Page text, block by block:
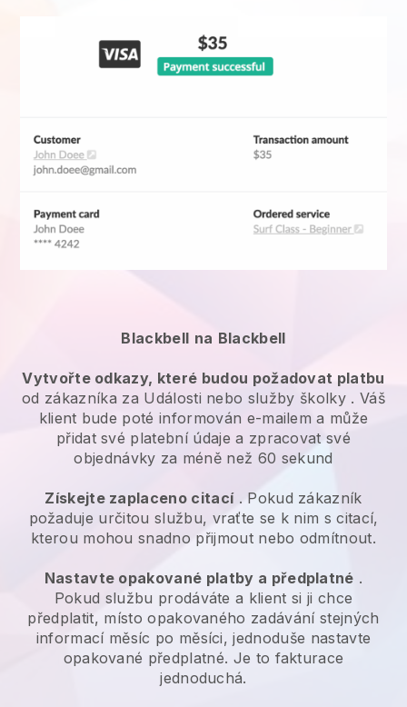
Blackbell na Blackbell
Vytvořte odkazy, které budou požadovat platbu
od zákazníka za Události nebo služby školky. Váš
klient bude poté informován e-mailem a může
přidat své platební údaje a zpracovat své
objednávky za méně než 60 sekund
Získejte zaplaceno citací. Pokud zákazník
požaduje určitou službu, vraťte se k nim s citací,
kterou mohou snadno přijmout nebo odmítnout.
Nastavte opakované platby a předplatné .
Pokud službu prodáváte a klient si ji chce
předplatit, místo opakovaného zadávání stejných
informací měsíc po měsíci, jednoduše nastavte
opakované předplatné. Je to fakturace
jednoduchá.